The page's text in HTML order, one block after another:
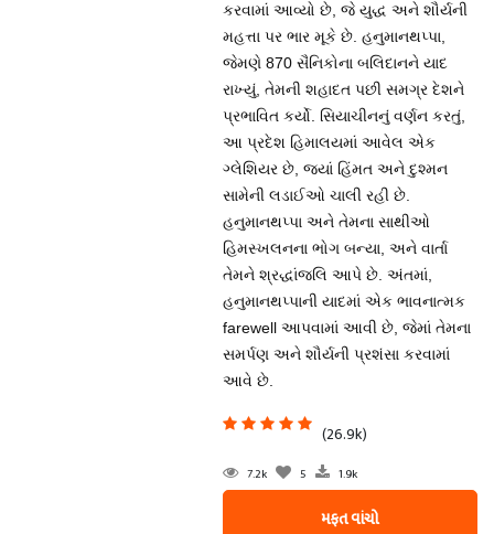
કરવામાં આવ્યો છે, જે યુદ્ધ અને શૌર્યની
મહત્તા પર ભાર મૂકે છે. હનુમાનથપ્પા,
જેમણે 870 સૈનિકોના બલિદાનને યાદ
રાખ્યું, તેમની શહાદત પછી સમગ્ર દેશને
પ્રભાવિત કર્યો. સિયાચીનનું વર્ણન કરતું,
આ પ્રદેશ હિમાલયમાં આવેલ એક
ગ્લેશિયર છે, જ્યાં હિંમત અને દુશ્મન
સામેની લડાઈઓ ચાલી રહી છે.
હનુમાનથપ્પા અને તેમના સાથીઓ
હિમસ્ખલનના ભોગ બન્યા, અને વાર્તા
તેમને શ્રદ્ધાંજલિ આપે છે. અંતમાં,
હનુમાનથપ્પાની યાદમાં એક ભાવનાત્મક
farewell આપવામાં આવી છે, જેમાં તેમના
સમર્પણ અને શૌર્યની પ્રશંસા કરવામાં
આવે છે.
(26.9k)
7.2k 5 1.9k
મફત વાંચો